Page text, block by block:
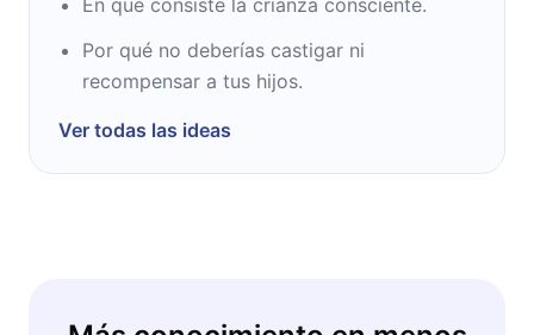
Por qué no deberías castigar ni
recompensar a tus hijos.
Ver todas las ideas